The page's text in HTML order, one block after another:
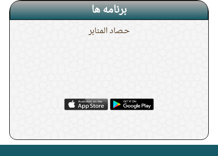
برنامه ها
حـصاد المنابر